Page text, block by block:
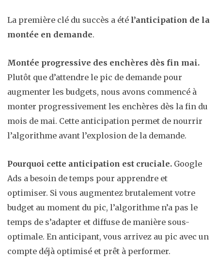
La première clé du succès a été l’anticipation de la
montée en demande.
Montée progressive des enchères dès fin mai.
Plutôt que d’attendre le pic de demande pour
augmenter les budgets, nous avons commencé à
monter progressivement les enchères dès la fin du
mois de mai. Cette anticipation permet de nourrir
l’algorithme avant l’explosion de la demande.
Pourquoi cette anticipation est cruciale. Google
Ads a besoin de temps pour apprendre et
optimiser. Si vous augmentez brutalement votre
budget au moment du pic, l’algorithme n’a pas le
temps de s’adapter et diffuse de manière sous-
optimale. En anticipant, vous arrivez au pic avec un
compte déjà optimisé et prêt à performer.